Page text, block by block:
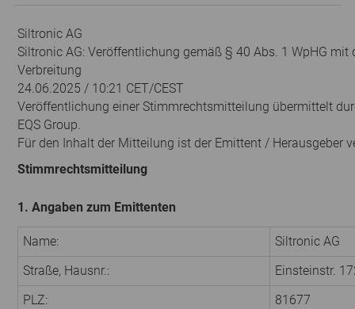
Siltronic AG
Siltronic AG: Veröffentlichung gemäß § 40 Abs. 1 WpHG mit
Verbreitung
24.06.2025 / 10:21 CET/CEST
Veröffentlichung einer Stimmrechtsmitteilung übermittelt
EQS Group.
Für den Inhalt der Mitteilung ist der Emittent / Herausgeber
Stimmrechtsmitteilung
1. Angaben zum Emittenten
Name:
Siltronic AG
Straße, Hausnr.:
Einsteinstr.
PLZ:
81677